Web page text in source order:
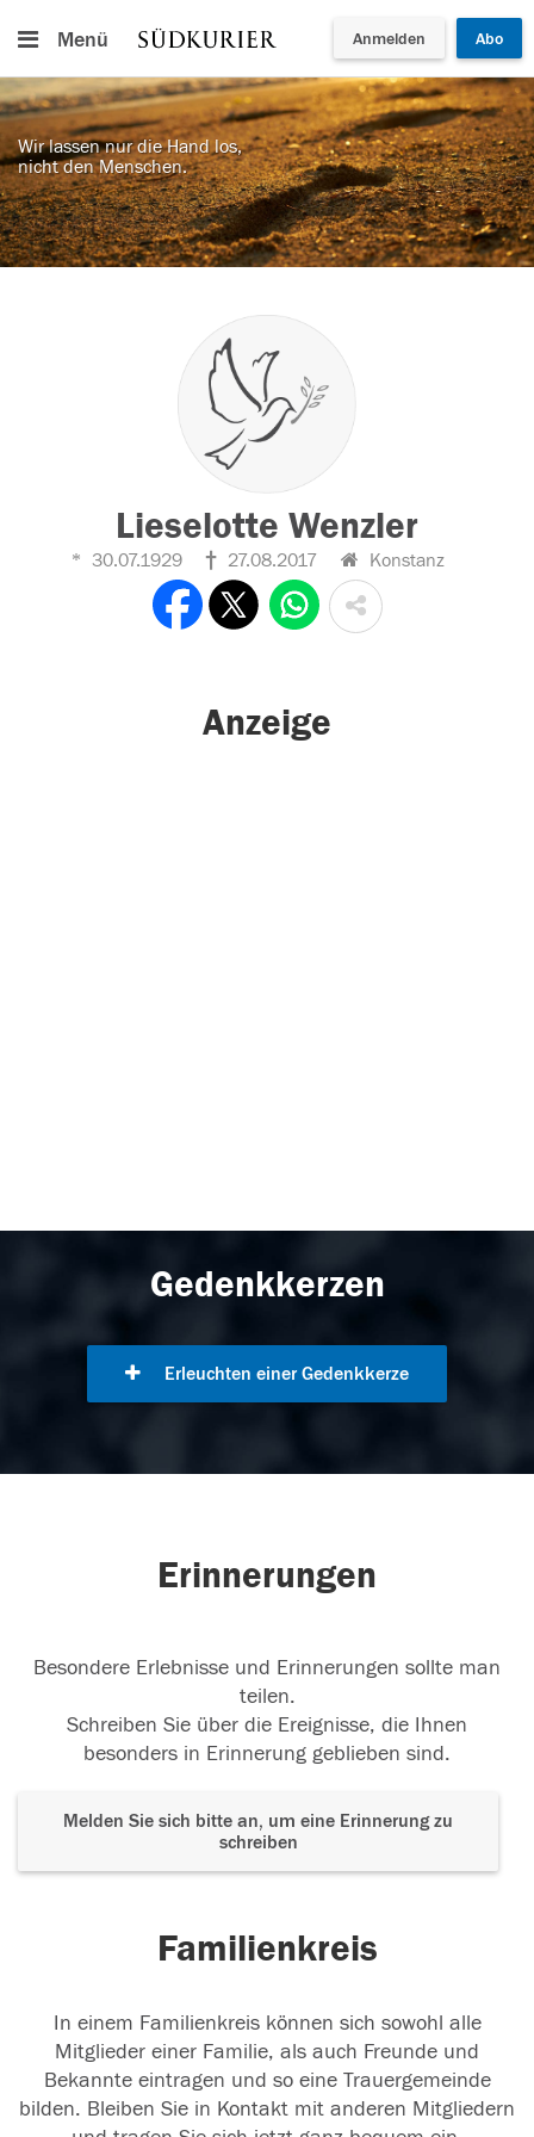
Menü Anmelden Abo
Wir lassen nur die Hand los,
nicht den Menschen.
Lieselotte Wenzler
30.07.1929 27.08.2017 Konstanz
Anzeige
Gedenkkerzen
Erleuchten einer Gedenkkerze
Erinnerungen
Besondere Erlebnisse und Erinnerungen sollte man
teilen.
Schreiben Sie über die Ereignisse, die Ihnen
besonders in Erinnerung geblieben sind.
Melden Sie sich bitte an, um eine Erinnerung zu
schreiben
Familienkreis
In einem Familienkreis können sich sowohl alle
Mitglieder einer Familie, als auch Freunde und
Bekannte eintragen und so eine Trauergemeinde
bilden. Bleiben Sie in Kontakt mit anderen Mitgliedern